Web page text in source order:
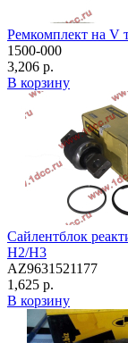
Ремкомплект на V
1500-000
3,206 р.
В корзину
Сайлентблок
H2/H3
AZ9631521177
1,625 р.
В корзину